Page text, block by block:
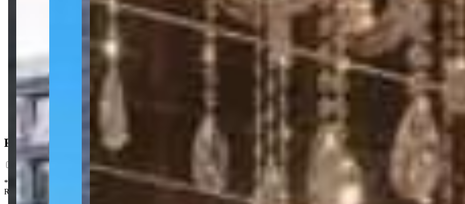
205 m² priv.
4.760m do mar
4.760m do mar
Ficha do Imóvel
*Preço estimado com base em análise de mercado, com caráter exclusivamente informativo. Nos termos da lei nº 4.591/64, este
Registro da Incorporação. Os interessados em adquirir unidades no futuro poderão formalizar o interesse através de um contrato de reserva. As